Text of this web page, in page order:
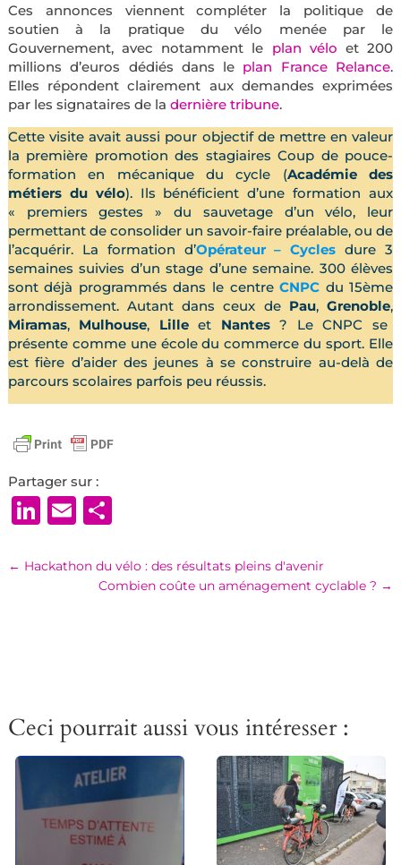
Ces annonces viennent compléter la politique de
soutien à la pratique du vélo menée par le
Gouvernement, avec notamment le plan vélo et 200
millions d’euros dédiés dans le plan France Relance.
Elles répondent clairement aux demandes exprimées
par les signataires de la dernière tribune.
Cette visite avait aussi pour objectif de mettre en valeur
la première promotion des stagiaires Coup de pouce-
formation en mécanique du cycle (Académie des
métiers du vélo). Ils bénéficient d’une formation aux
« premiers gestes » du sauvetage d’un vélo, leur
permettant de consolider un savoir-faire préalable, ou de
l’acquérir. La formation d’Opérateur – Cycles dure 3
semaines suivies d’un stage d’une semaine. 300 élèves
sont déjà programmés dans le centreCNPC du 15ème
arrondissement. Autant dans ceux de Pau,Grenoble,
Miramas,Mulhouse, Lilleet Nantes? Le CNPC se
présente comme une école du commerce du sport. Elle
est fière d’aider des jeunes à se construire au-delà de
parcours scolaires parfois peu réussis.
Partager sur :
LinkedIn
EmailPartager
← Hackathon du vélo : des résultats pleins d'avenir
Combien coûte un aménagement cyclable ? →
Ceci pourrait aussi vous intéresser :